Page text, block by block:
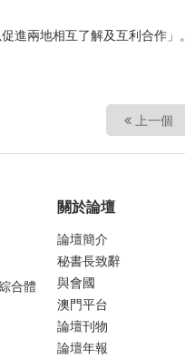
進兩地相互了解及互利合作」。
上一個
合體
關於論壇
論壇簡介
秘書長致辭
與會國
澳門平台
論壇刊物
論壇年報